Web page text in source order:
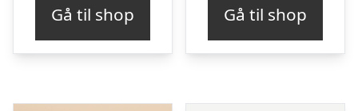
Gå til shop Gå til shop